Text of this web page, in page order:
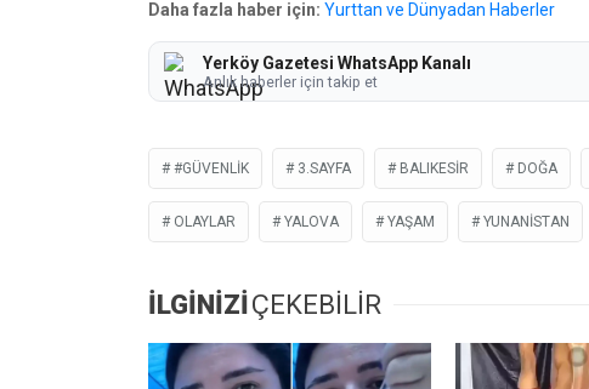
Daha fazla haber için: Yurttan ve Dünyadan Haberler
Yerköy Gazetesi WhatsApp Kanalı
Anlık haberler için takip et
#GÜVENLIK 3.SAYFA BALIKESIR DOĞA
OLAYLAR YALOVA YAŞAM YUNANISTAN
İLGİNİZİÇEKEBİLİR